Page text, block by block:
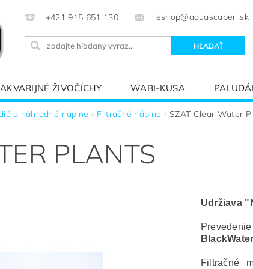
+421 915 651 130 eshop@aquascaperi.sk
AKVARIJNÉ ŽIVOČÍCHY WABI-KUSA
SVETOM – ZÁKLADY AKVARISTIKY
a náhradné náplne Filtračné náplne SZAT Clear Water
PLANTS
Udržiava
BlackWater
Filtračné